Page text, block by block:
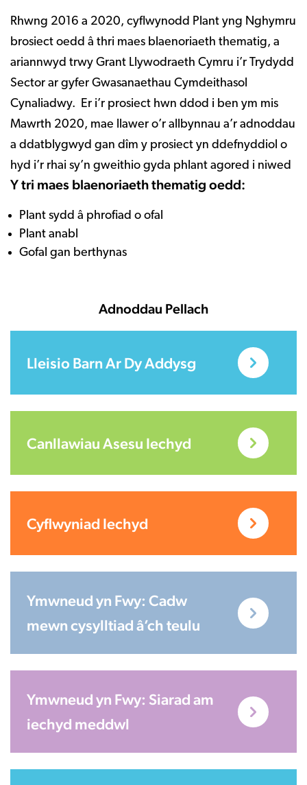
Rhwng 2016 a 2020, cyflwynodd Plant yng Nghymru
brosiect oedd â thri maes blaenoriaeth thematig, a
ariannwyd trwy Grant Llywodraeth Cymru i’r Trydydd
Sector ar gyfer Gwasanaethau Cymdeithasol
Cynaliadwy. Er i’r prosiect hwn ddod i ben ym mis
Mawrth 2020, mae llawer o’r allbynnau a’r adnoddau
a ddatblygwyd gan dîm y prosiect yn ddefnyddiol o
hyd i’r rhai sy’n gweithio gyda phlant agored i niwed
Y tri maes blaenoriaeth thematig oedd:
Plant sydd â phrofiad o ofal
Plant anabl
Gofal gan berthynas
Adnoddau Pellach
Lleisio Barn Ar Dy Addysg
Canllawiau Asesu Iechyd
Cyflwyniad Iechyd
Ymwneud yn Fwy: Cadw
mewn cysylltiad â’ch teulu
Ymwneud yn Fwy: Siarad am
iechyd meddwl